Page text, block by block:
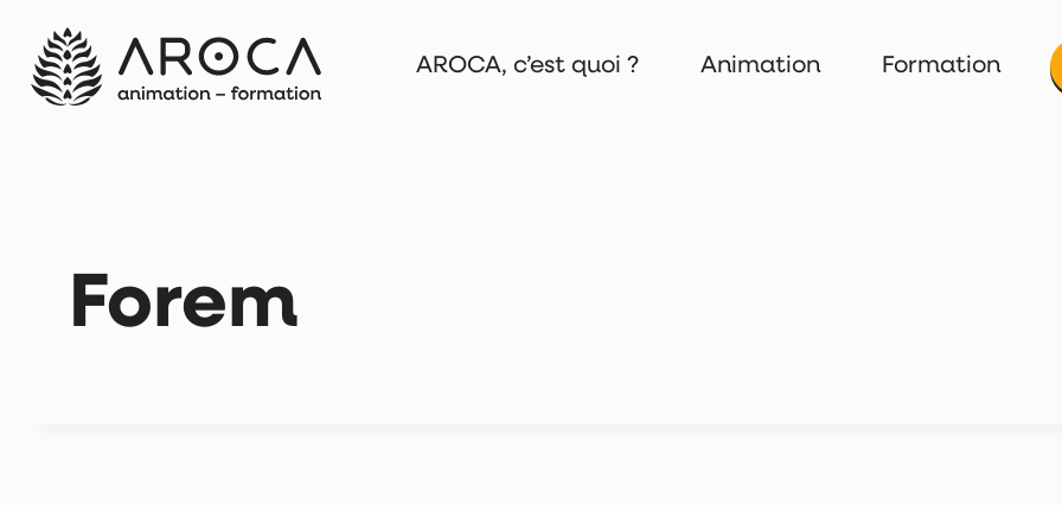
contenu
AROCA, c’est quoi ? Animation Formation
Forem